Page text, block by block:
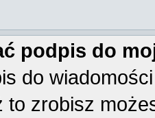
podpis do
do
to zrobisz